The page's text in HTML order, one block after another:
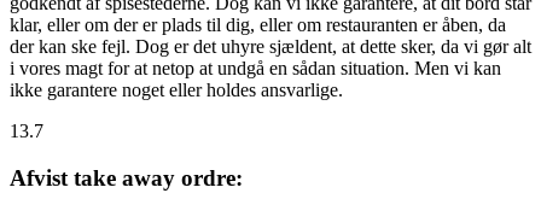
klar, eller om der er plads til dig, eller om restauranten er åben, da
der kan ske fejl. Dog er det uhyre sjældent, at dette sker, da vi gør alt
i vores magt for at netop at undgå en sådan situation. Men vi kan
ikke garantere noget eller holdes ansvarlige.
13.7
Afvist take away ordre: